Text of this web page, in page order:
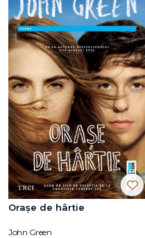
Oraşe de hârtie
John Green